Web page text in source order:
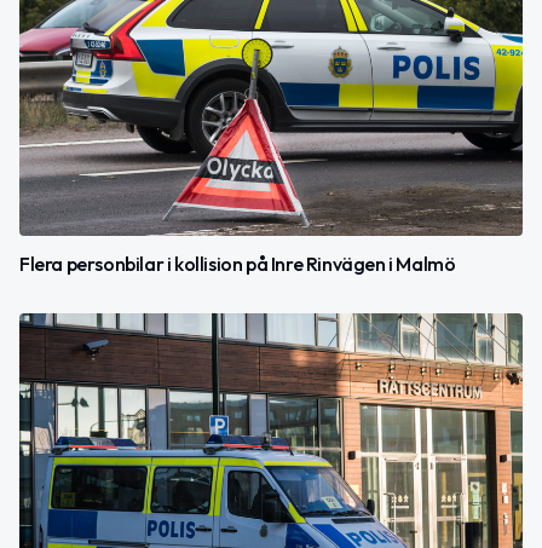
Flera personbilar i kollision på Inre Rinvägen i Malmö